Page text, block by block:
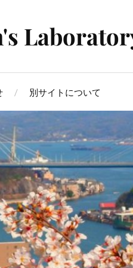
別サイトについて